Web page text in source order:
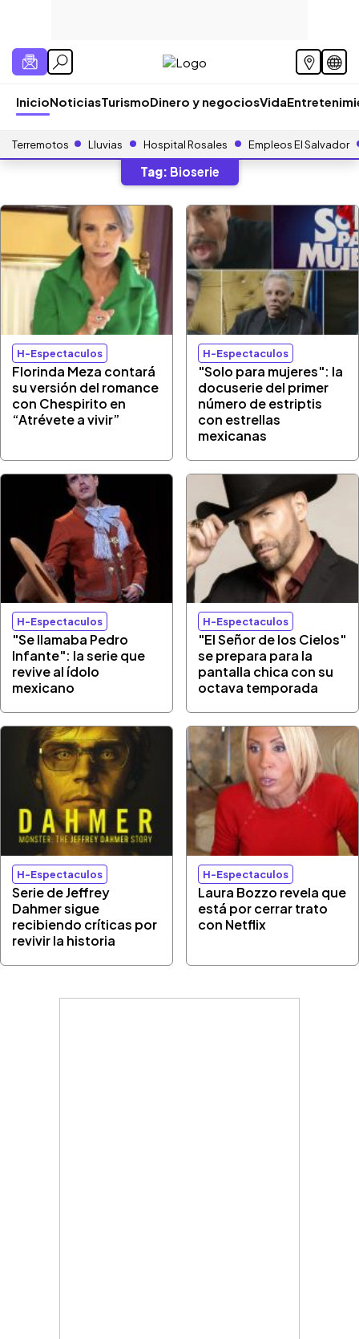
InicioNoticiasTurismoDinero y negociosVida
Terremotos Lluvias Hospital Rosales Empleos El Salvador
Tag: Bioserie
H-Espectaculos
Florinda Meza contará
su versión del romance
con Chespirito en
“Atrévete a vivir”
H-Espectaculos
"Solo para mujeres": la
docuserie del primer
número de estriptis
con estrellas
mexicanas
H-Espectaculos
"Se llamaba Pedro
Infante": la serie que
revive al ídolo
mexicano
H-Espectaculos
"El Señor de los Cielos"
se prepara para la
pantalla chica con su
octava temporada
H-Espectaculos
Serie de Jeffrey
Dahmer sigue
recibiendo críticas por
revivir la historia
H-Espectaculos
Laura Bozzo revela que
está por cerrar trato
con Netflix